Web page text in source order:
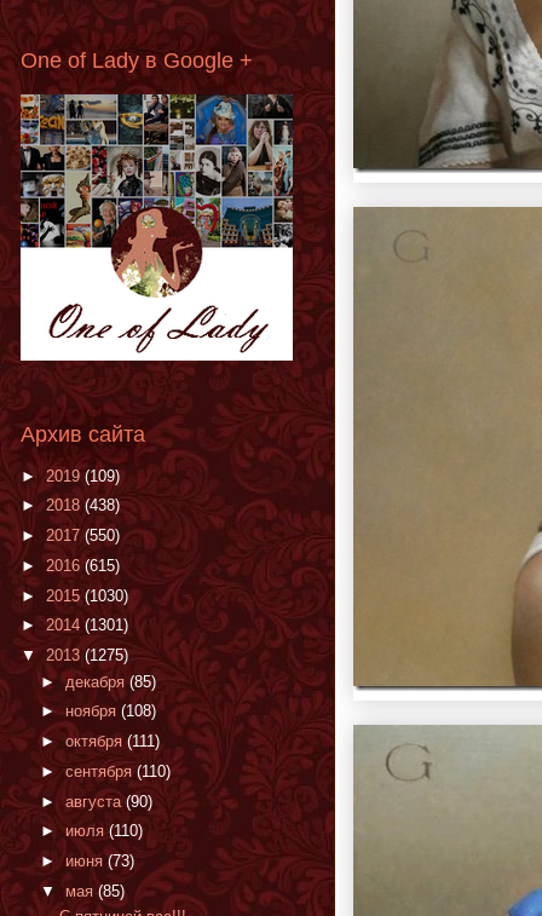
One of Lady в Google +
Архив сайта
► 2019 (109)
►2018 (438)
► 2017 (550)
► 2016(615)
► 2015 (1030)
►2014 (1301)
▼ 2013 (1275)
►декабря (85)
► ноября (108)
► октября(111)
► сентября (110)
► августа(90)
► июля (110)
► июня(73)
▼ мая (85)